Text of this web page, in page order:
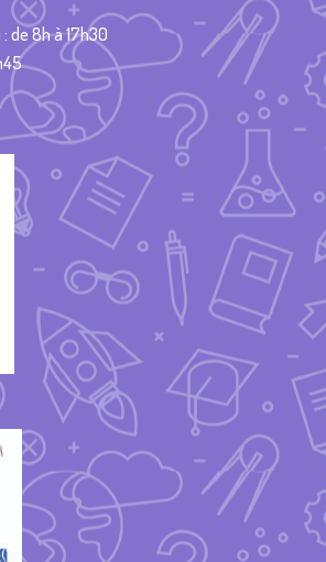
de 8h à 17h30